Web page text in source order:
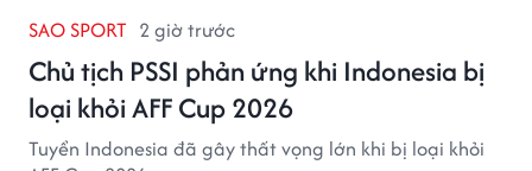
SAO SPORT 2 giờ trước
Chủ tịch PSSI phản ứng khi Indonesia bị
loại khỏi AFF Cup 2026
Tuyển Indonesia đã gây thất vọng lớn khi bị loại khỏi